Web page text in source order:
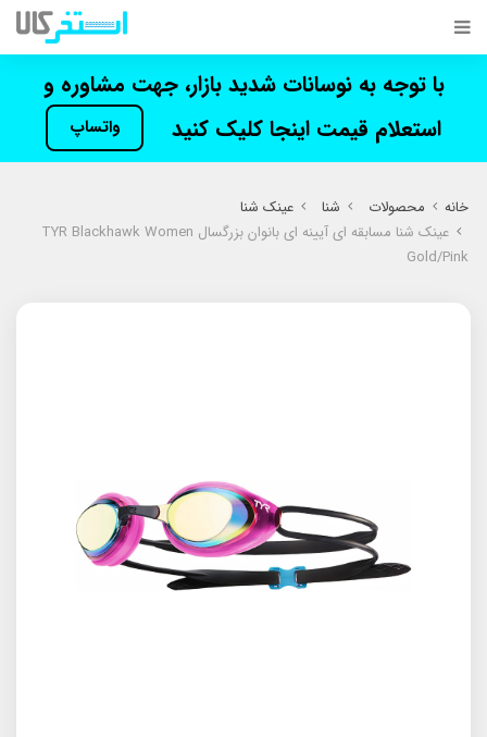
با توجه به نوسانات شدید بازار، جهت مشاوره و
استعلام قیمت اینجا کلیک کنید
واتساپ
خانه محصولات شنا
عینک شنا
عینک شنا مسابقه ای آیینه ای بانوان بزرگسال TYR Blackhawk Women
Gold/Pink